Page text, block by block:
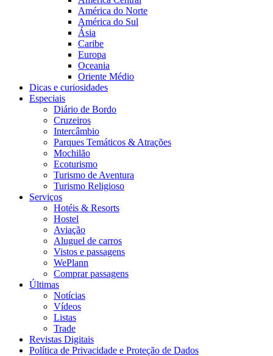
América do Norte
América do Sul
Ásia
Caribe
Europa
Oceania
Oriente Médio
Dicas e curiosidades
Especiais
Diário de Bordo
Cruzeiros
Intercâmbio
Parques Temáticos & Atrações
Mochilão
Ecoturismo
Turismo de Aventura
Turismo Religioso
Serviços
Hotéis & Resorts
Hostel
Aviação
Aluguel de carros
Vistos e passagens
WePlann
Comprar passagens
Últimas
Notícias
Vídeos
Listas
Trade
Revistas Digitais
Política de Privacidade e Proteção de Dados